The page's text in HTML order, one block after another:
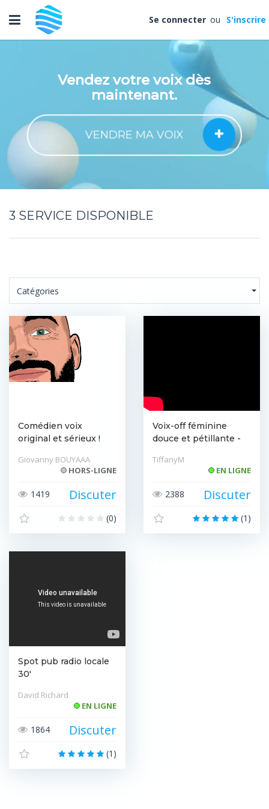
Toggle
navigation
Se connecter ou S'inscrire
Vendez votre voix dès
maintenant.
VENDRE MA VOIX
3 SERVICE DISPONIBLE
Catégories
Comédien voix
original et sérieux !
Giovanny BOUYAAA
HORS-LIGNE
1419 Discuter
(0)
Voix-off féminine
douce et pétillante -
TiffanyM
EN LIGNE
2388 Discuter
(1)
Spot pub radio locale
30'
David Richard
EN LIGNE
1864 Discuter
(1)